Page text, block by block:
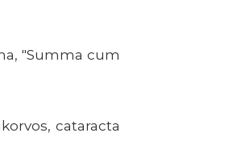
"Summa cum
cataracta